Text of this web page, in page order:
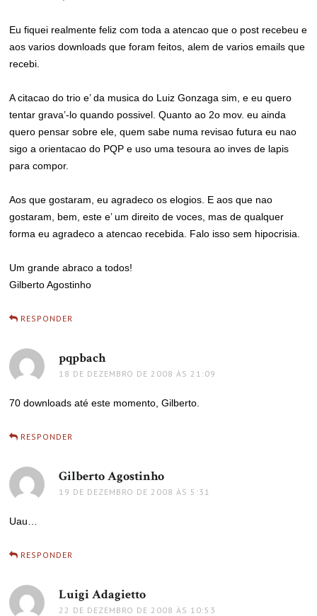
Eu fiquei realmente feliz com toda a atencao que o post recebeu e
aos varios downloads que foram feitos, alem de varios emails que
recebi.
A citacao do trio e’ da musica do Luiz Gonzaga sim, e eu quero
tentar grava’-lo quando possivel. Quanto ao 2o mov. eu ainda
quero pensar sobre ele, quem sabe numa revisao futura eu nao
sigo a orientacao do PQP e uso uma tesoura ao inves de lapis
para compor.
Aos que gostaram, eu agradeco os elogios. E aos que nao
gostaram, bem, este e’ um direito de voces, mas de qualquer
forma eu agradeco a atencao recebida. Falo isso sem hipocrisia.
Um grande abraco a todos!
Gilberto Agostinho
RESPONDER
pqpbachdisse:
18 DE DEZEMBRO DE 2008 ÀS 21:09
70 downloads até este momento, Gilberto.
RESPONDER
Gilberto Agostinho
19 DE DEZEMBRO DE 2008 ÀS 5:31
Uau…
RESPONDER
Luigi Adagietto
22 DE DEZEMBRO DE 2008 ÀS 10:53